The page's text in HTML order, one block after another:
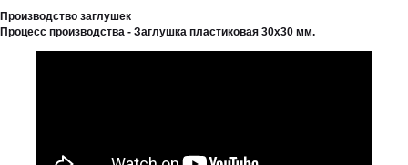
Производство заглушек
Процесс производства - Заглушка пластиковая 30х30 мм.